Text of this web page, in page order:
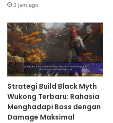
3 jam ago
Strategi Build Black Myth
Wukong Terbaru: Rahasia
Menghadapi Boss dengan
Damage Maksimal